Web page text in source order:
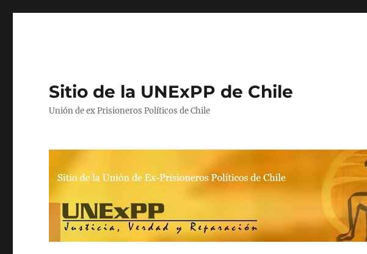
Sitio de la UNExPP de Chile
Unión de ex Prisioneros Políticos de Chile